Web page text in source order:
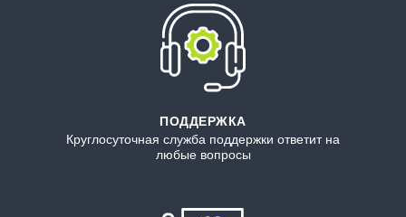
ПОДДЕРЖКА
Круглосуточная служба поддержки ответит на
любые вопросы